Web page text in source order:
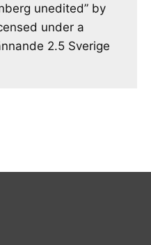
unedited” by
under a
2.5 Sverige